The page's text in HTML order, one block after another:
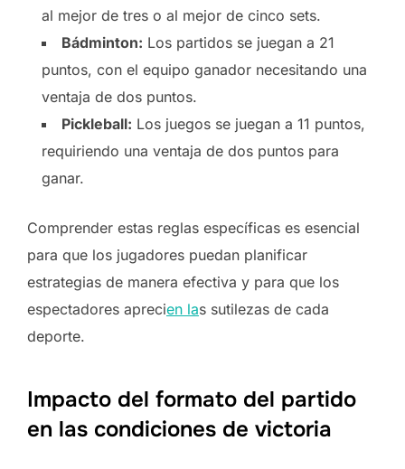
al mejor de tres o al mejor de cinco sets.
Bádminton: Los partidos se juegan a 21
puntos, con el equipo ganador necesitando una
ventaja de dos puntos.
Pickleball: Los juegos se juegan a 11 puntos,
requiriendo una ventaja de dos puntos para
ganar.
Comprender estas reglas específicas es esencial
para que los jugadores puedan planificar
estrategias de manera efectiva y para que los
espectadores aprecien las sutilezas de cada
deporte.
Impacto del formato del partido
en las condiciones de victoria